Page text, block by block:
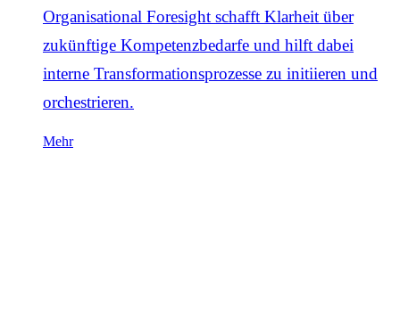
Organisational Foresight schafft Klarheit über
zukünftige Kompetenz­bedarfe und hilft dabei
interne Transformations­prozesse zu initiieren und
orchestrieren.
Mehr